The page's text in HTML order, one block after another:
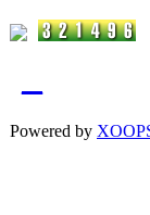
Powered by